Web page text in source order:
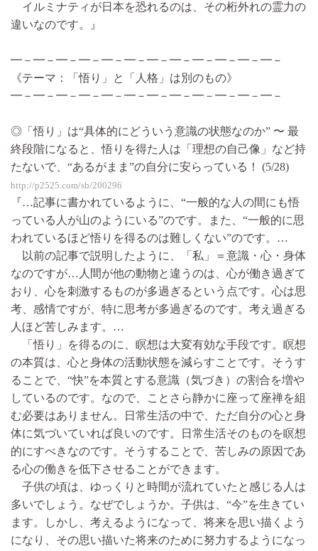
イルミナティが日本を恐れるのは、その桁外れの霊力の
違いなのです。』
━－━－━－━－━－━－━－━－━－━－━－━－
《テーマ：「悟り」と「人格」は別のもの》
━－━－━－━－━－━－━－━－━－━－━－━－
◎「悟り」は“具体的にどういう意識の状態なのか” 〜 最
終段階になると、悟りを得た人は「理想の自己像」など持
たないで、“あるがまま”の自分に安らっている！ (5/28)
http://p2525.com/sb/200296
『…記事に書かれているように、“一般的な人の間にも悟
っている人が山のようにいる”のです。また、“一般的に思
われているほど悟りを得るのは難しくない”のです。…
以前の記事で説明したように、「私」＝意識・心・身体
なのですが…人間が他の動物と違うのは、心が働き過ぎて
おり、心を刺激するものが多過ぎるという点です。心は思
考、感情ですが、特に思考が多過ぎるのです。考え過ぎる
人ほど苦しみます。…
「悟り」を得るのに、瞑想は大変有効な手段です。瞑想
の本質は、心と身体の活動状態を減らすことです。そうす
ることで、“快”を本質とする意識（気づき）の割合を増や
しているのです。なので、ことさら静かに座って座禅を組
む必要はありません。日常生活の中で、ただ自分の心と身
体に気づいていれば良いのです。日常生活そのものを瞑想
的にすべきなのです。そうすることで、苦しみの原因であ
る心の働きを低下させることができます。
子供の頃は、ゆっくりと時間が流れていたと感じる人は
多いでしょう。なぜでしょうか。子供は、“今”を生きてい
ます。しかし、考えるようになって、将来を思い描くよう
になり、その思い描いた将来のために努力するようになっ